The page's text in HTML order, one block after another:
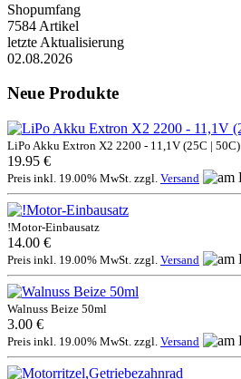
Shopumfang
7584 Artikel
letzte Aktualisierung
02.08.2026
Neue Produkte
LiPo Akku Extron X2 2200 - 11,1V (25C | 50C)
19.95 €
Preis inkl. 19.00% MwSt. zzgl. Versand
!Motor-Einbausatz
14.00 €
Preis inkl. 19.00% MwSt. zzgl. Versand
Walnuss Beize 50ml
3.00 €
Preis inkl. 19.00% MwSt. zzgl. Versand